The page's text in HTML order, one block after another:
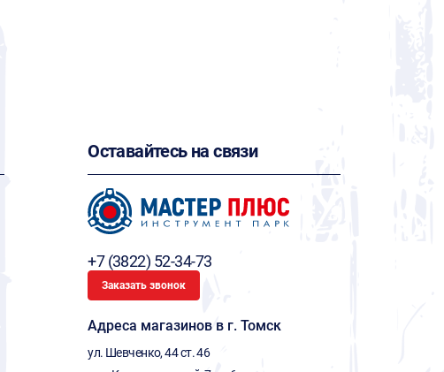
Оставайтесь на связи
+7 (3822) 52-34-73
Заказать звонок
Адреса магазинов в г. Томск
ул. Шевченко, 44 ст. 46